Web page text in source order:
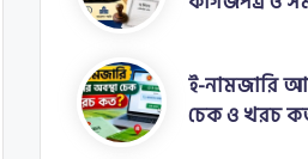
ই-নামজারি
চেক ও খরচ